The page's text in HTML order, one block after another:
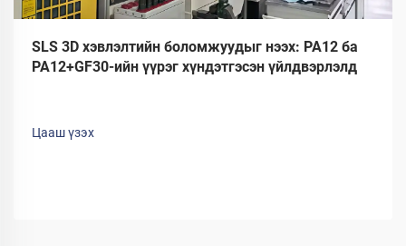
SLS 3D хэвлэлтийн боломжуудыг нээх: PA12 ба
PA12+GF30-ийн үүрэг хүндэтгэсэн үйлдвэрлэлд
Цааш үзэх